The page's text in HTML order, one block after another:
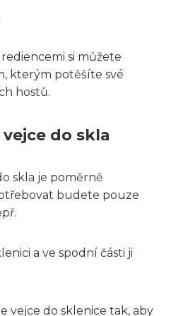
si můžete
kterým potěšíte své
hostů.
do skla
skla je poměrně
budete pouze
a ve spodní části ji
vejce do sklenice tak, aby